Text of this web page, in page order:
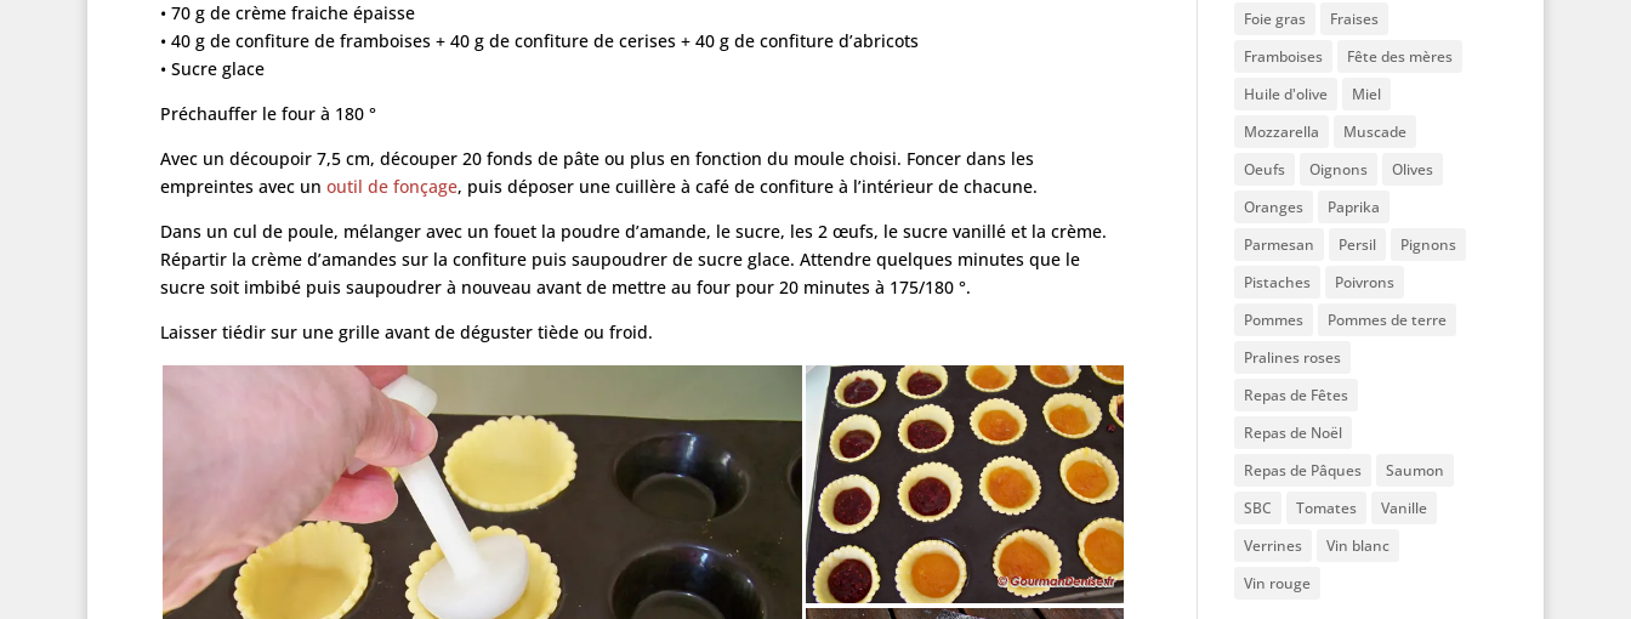
• 70 g de crème fraiche épaisse
• 40 g de confiture de framboises + 40 g de confiture de cerises + 40 g de confiture d’abricots
• Sucre glace
Préchauffer le four à 180 °
Avec un découpoir 7,5 cm, découper 20 fonds de pâte ou plus en fonction du moule choisi. Foncer dans les
empreintes avec un outil de fonçage, puis déposer une cuillère à café de confiture à l’intérieur de chacune.
Dans un cul de poule, mélanger avec un fouet la poudre d’amande, le sucre, les 2 œufs, le sucre vanillé et la crème.
Répartir la crème d’amandes sur la confiture puis saupoudrer de sucre glace. Attendre quelques minutes que le
sucre soit imbibé puis saupoudrer à nouveau avant de mettre au four pour 20 minutes à 175/180 °.
Laisser tiédir sur une grille avant de déguster tiède ou froid.
Foie gras
Fraises
Framboises
Fête des mères
Huile d'olive
Miel
Mozzarella
Muscade
Oeufs
Oignons
Olives
Oranges
Paprika
Parmesan
Persil
Pignons
Pistaches
Poivrons
Pommes
Pommes de terre
Pralines roses
Repas de Fêtes
Repas de Noël
Repas de Pâques
Saumon
SBC
Tomates
Vanille
Verrines
Vin blanc
Vin rouge